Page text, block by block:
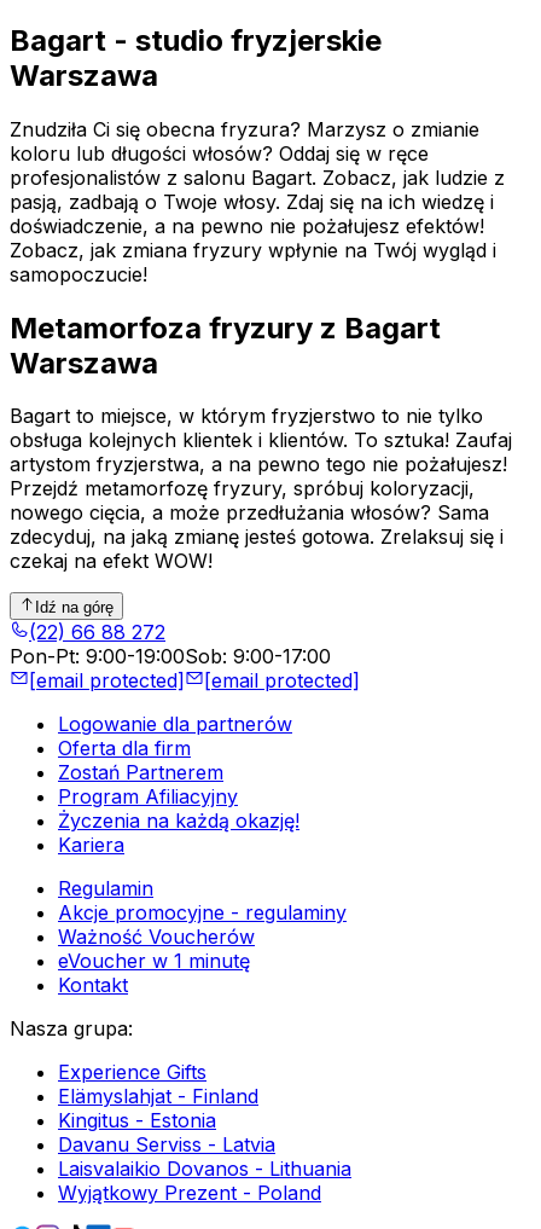
Bagart - studio fryzjerskie
Warszawa
Znudziła Ci się obecna fryzura? Marzysz o zmianie
koloru lub długości włosów? Oddaj się w ręce
profesjonalistów z salonu Bagart. Zobacz, jak ludzie z
pasją, zadbają o Twoje włosy. Zdaj się na ich wiedzę i
doświadczenie, a na pewno nie pożałujesz efektów!
Zobacz, jak zmiana fryzury wpłynie na Twój wygląd i
samopoczucie!
Metamorfoza fryzury z Bagart
Warszawa
Bagart to miejsce, w którym fryzjerstwo to nie tylko
obsługa kolejnych klientek i klientów. To sztuka! Zaufaj
artystom fryzjerstwa, a na pewno tego nie pożałujesz!
Przejdź metamorfozę fryzury, spróbuj koloryzacji,
nowego cięcia, a może przedłużania włosów? Sama
zdecyduj, na jaką zmianę jesteś gotowa. Zrelaksuj się i
czekaj na efekt WOW!
Idź na górę
(22) 66 88 272
Pon-Pt: 9:00-19:00Sob: 9:00-17:00
[email protected]
[email protected]
Logowanie dla partnerów
Oferta dla firm
Zostań Partnerem
Program Afiliacyjny
Życzenia na każdą okazję!
Kariera
Regulamin
Akcje promocyjne - regulaminy
Ważność Voucherów
eVoucher w 1 minutę
Kontakt
Nasza grupa:
Experience Gifts
Elämyslahjat - Finland
Kingitus - Estonia
Davanu Serviss - Latvia
Laisvalaikio Dovanos - Lithuania
Wyjątkowy Prezent - Poland